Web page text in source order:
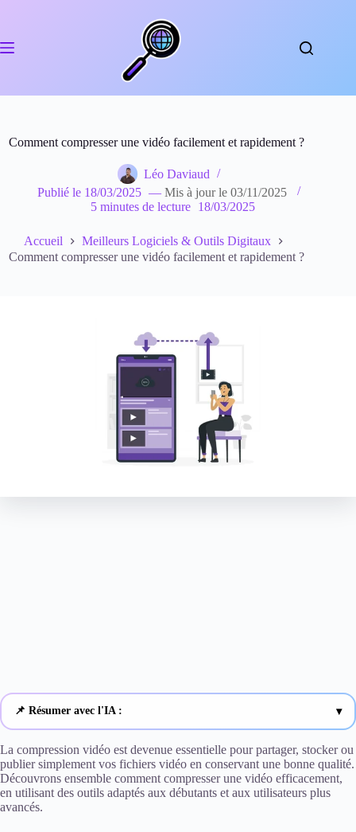
Comment compresser une vidéo facilement et rapidement ?
Léo Daviaud
Publié le 18/03/2025 — Mis à jour le 03/11/2025
5 minutes de lecture
18/03/2025
Accueil
Meilleurs Logiciels & Outils Digitaux
Comment compresser une vidéo facilement et rapidement ?
📌 Résumer avec l'IA :
ChatGPT
Gemini
La compression vidéo est devenue essentielle pour partager, stocker ou
publier simplement vos fichiers vidéo en conservant une bonne qualité.
Découvrons ensemble comment compresser une vidéo efficacement,
en utilisant des outils adaptés aux débutants et aux utilisateurs plus
avancés.